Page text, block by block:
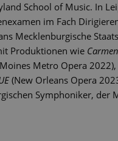
School of Music. In
im Fach
Mecklenburgische
Produktionen wie Carmen
Metro Opera 2022),
(New Orleans Opera
Symphoniker, der